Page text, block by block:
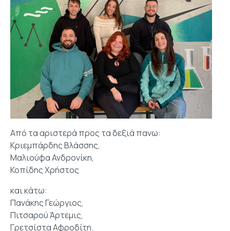
Aπό τα αριστερά προς τα δεξιά πανω:
Κριεμπάρδης Βλάσσης,
Μαλιούφα Ανδρονίκη,
Κοπίδης Χρήστος
και κάτω:
Πανάκης Γεώργιος,
Πιτσαρού Άρτεμις,
Γρετσίστα Αφροδίτη.